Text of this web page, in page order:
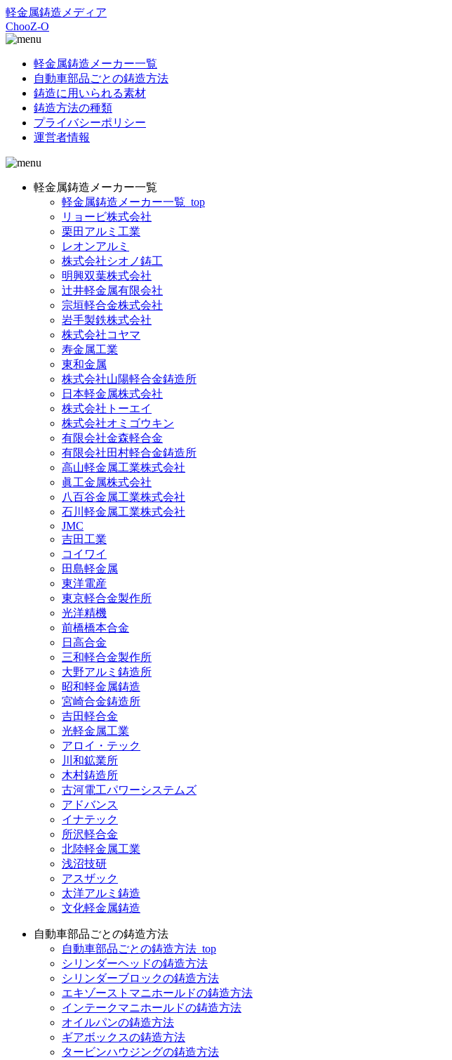
軽金属鋳造メディア
ChooZ-O
軽金属鋳造メーカー一覧
自動車部品ごとの鋳造方法
鋳造に用いられる素材
鋳造方法の種類
プライバシーポリシー
運営者情報
軽金属鋳造メーカー一覧
軽金属鋳造メーカー一覧_top
リョービ株式会社
栗田アルミ工業
レオンアルミ
株式会社シオノ鋳工
明興双葉株式会社
辻井軽金属有限会社
宗垣軽合金株式会社
岩手製鉄株式会社
株式会社コヤマ
寿金属工業
東和金属
株式会社山陽軽合金鋳造所
日本軽金属株式会社
株式会社トーエイ
株式会社オミゴウキン
有限会社金森軽合金
有限会社田村軽合金鋳造所
高山軽金属工業株式会社
眞工金属株式会社
八百谷金属工業株式会社
石川軽金属工業株式会社
JMC
吉田工業
コイワイ
田島軽金属
東洋電産
東京軽合金製作所
光洋精機
前橋橋本合金
日高合金
三和軽合金製作所
大野アルミ鋳造所
昭和軽金属鋳造
宮崎合金鋳造所
吉田軽合金
光軽金属工業
アロイ・テック
川和鉱業所
木村鋳造所
古河電工パワーシステムズ
アドバンス
イナテック
所沢軽合金
北陸軽金属工業
浅沼技研
アスザック
太洋アルミ鋳造
文化軽金属鋳造
自動車部品ごとの鋳造方法
自動車部品ごとの鋳造方法_top
シリンダーヘッドの鋳造方法
シリンダーブロックの鋳造方法
エキゾーストマニホールドの鋳造方法
インテークマニホールドの鋳造方法
オイルパンの鋳造方法
ギアボックスの鋳造方法
タービンハウジングの鋳造方法